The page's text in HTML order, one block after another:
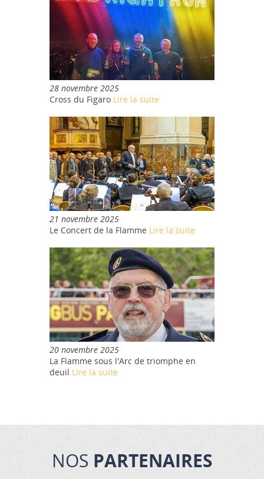
28 novembre 2025
Cross du Figaro Lire la suite
21 novembre 2025
Le Concert de la Flamme Lire la suite
20 novembre 2025
La Flamme sous l'Arc de triomphe en
deuil Lire la suite
NOS PARTENAIRES